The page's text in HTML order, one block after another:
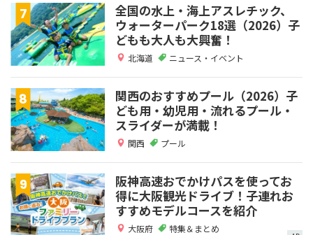
全国の水上・海上アスレチック、
ウォーターパーク18選（2026）子
どもも大人も大興奮！
北海道 ニュース・イベント
関西のおすすめプール（2026）子
ども用・幼児用・流れるプール・
スライダーが満載！
関西 プール
阪神高速おでかけパスを使ってお
得に大阪観光ドライブ！子連れお
すすめモデルコースを紹介
大阪府 特集＆まとめ